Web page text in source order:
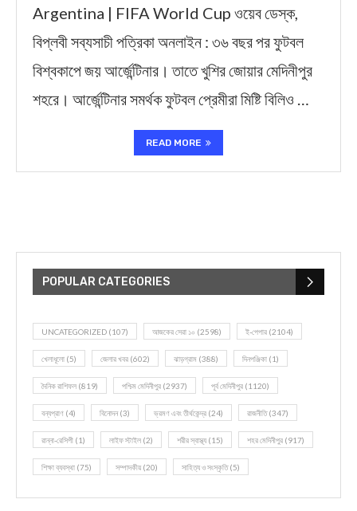
Argentina | FIFA World Cup ওয়েব ডেস্ক,
বিপ্লবী সব্যসাচী পত্রিকা অনলাইন : ৩৬ বছর পর ফুটবল
বিশ্বকাপে জয় আর্জেন্টিনার। তাতে খুশির জোয়ার মেদিনীপুর
শহরে। আর্জেন্টিনার সমর্থক ফুটবল প্রেমীরা মিষ্টি বিলিও …
READ MORE
POPULAR CATEGORIES
UNCATEGORIZED (107) আজকের সেরা ১০ (2598) ই-পেপার (2104)
খেলাধূলো (5) জেলার খবর (602) ঝাড়গ্রাম (388) দিনপঞ্জিকা (1)
দৈনিক রাশিফল (819) পশ্চিম মেদিনীপুর (2937) পূর্ব মেদিনীপুর (1120)
বন্যপ্রাণ (4) বিনোদন(3) ভ্রমণ এবং তীর্থকেন্দ্র (24) রাজনীতি(347)
রান্না-রেসিপী (1) লাইফ স্টাইল (2) শরীর স্বাস্থ্য (15) শহর মেদিনীপুর (917)
শিক্ষা ব্যবস্থা (75) সম্পাদকীয় (20) সাহিত্য ও সংস্কৃতি(5)